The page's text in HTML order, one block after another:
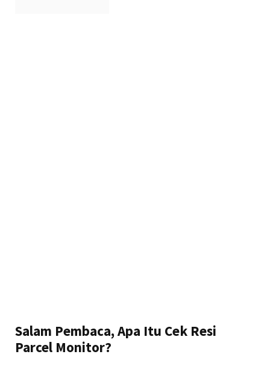
Salam Pembaca, Apa Itu Cek Resi
Parcel Monitor?